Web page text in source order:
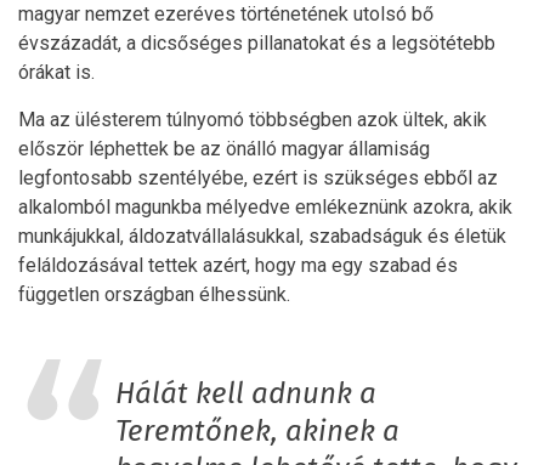
magyar nemzet ezeréves történetének utolsó bő
évszázadát, a dicsőséges pillanatokat és a legsötétebb
órákat is.
Ma az ülésterem túlnyomó többségben azok ültek, akik
először léphettek be az önálló magyar államiság
legfontosabb szentélyébe, ezért is szükséges ebből az
alkalomból magunkba mélyedve emlékeznünk azokra, akik
munkájukkal, áldozatvállalásukkal, szabadságuk és életük
feláldozásával tettek azért, hogy ma egy szabad és
független országban élhessünk.
Hálát kell adnunk a
Teremtőnek, akinek a